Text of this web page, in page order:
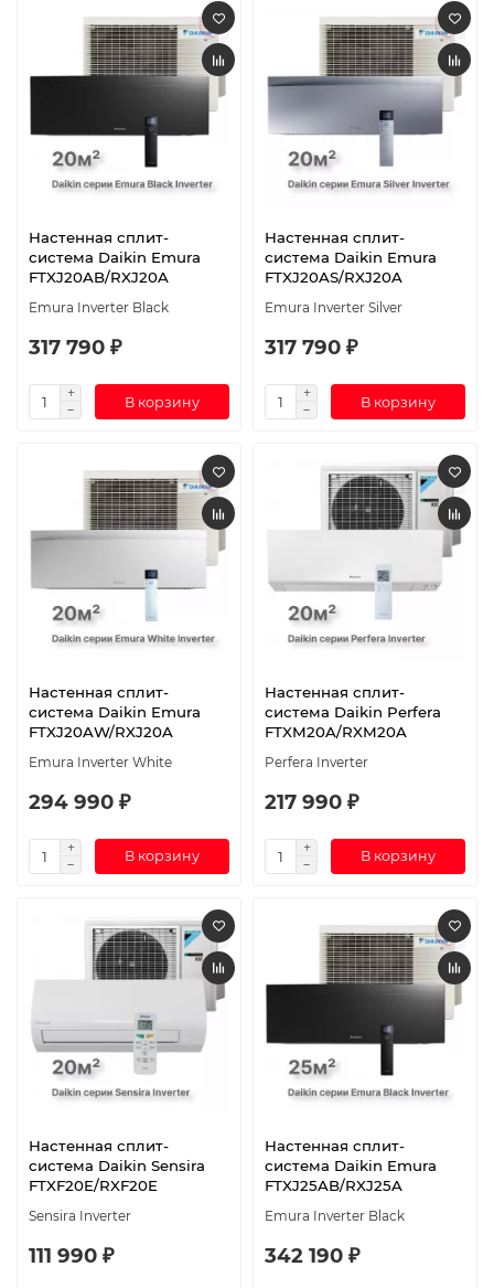
Настенная сплит-
система Daikin Emura
FTXJ20AB/RXJ20A
Emura Inverter Black
317 790 ₽
В корзину
Настенная сплит-
система Daikin Emura
FTXJ20AS/RXJ20A
Emura Inverter Silver
317 790 ₽
В корзину
Настенная сплит-
система Daikin Emura
FTXJ20AW/RXJ20A
Emura Inverter White
294 990 ₽
В корзину
Настенная сплит-
система Daikin Perfera
FTXM20A/RXM20A
Perfera Inverter
217 990 ₽
В корзину
Настенная сплит-
система Daikin Sensira
FTXF20E/RXF20E
Sensira Inverter
111 990 ₽
Настенная сплит-
система Daikin Emura
FTXJ25AB/RXJ25A
Emura Inverter Black
342 190 ₽